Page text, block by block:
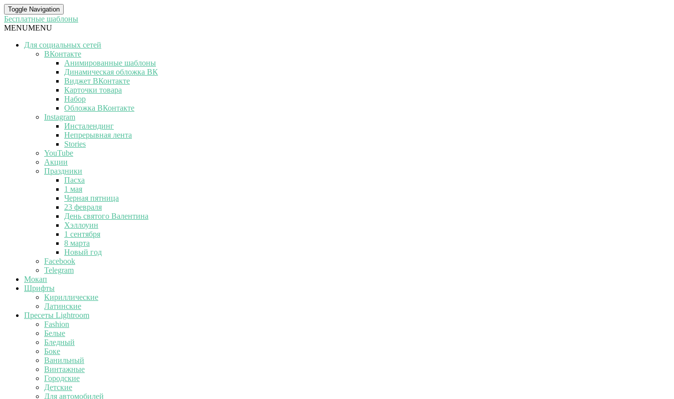
Toggle Navigation
Бесплатные шаблоны
MENUMENU
Для социальных сетей
ВКонтакте
Анимированные шаблоны
Динамическая обложка ВК
Виджет ВКонтакте
Карточки товара
Набор
Обложка ВКонтакте
Instagram
Инсталендинг
Непрерывная лента
Stories
YouTube
Акции
Праздники
Пасха
1 мая
Черная пятница
23 февраля
День святого Валентина
Хэллоуин
1 сентября
8 марта
Новый год
Facebook
Telegram
Мокап
Шрифты
Кириллические
Латинские
Пресеты Lightroom
Fashion
Белые
Бледный
Боке
Ванильный
Винтажные
Городские
Детские
Для автомобилей